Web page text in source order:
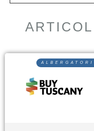
ALBERGATORI